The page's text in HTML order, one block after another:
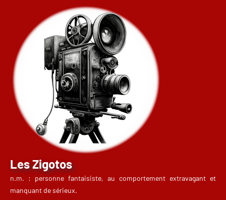
contenu
Les Zigotos
n.m. : personne fantaisiste, au comportement extravagant et
manquant de sérieux.